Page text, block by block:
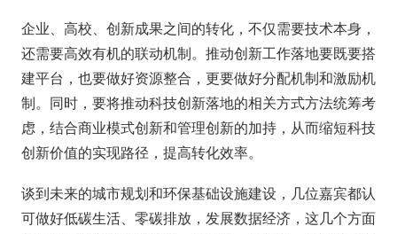
企业、高校、创新成果之间的转化，不仅需要技术本身，
还需要高效有机的联动机制。推动创新工作落地要既要搭
建平台，也要做好资源整合，更要做好分配机制和激励机
制。同时，要将推动科技创新落地的相关方式方法统筹考
虑，结合商业模式创新和管理创新的加持，从而缩短科技
创新价值的实现路径，提高转化效率。
谈到未来的城市规划和环保基础设施建设，几位嘉宾都认
可做好低碳生活、零碳排放，发展数据经济，这几个方面